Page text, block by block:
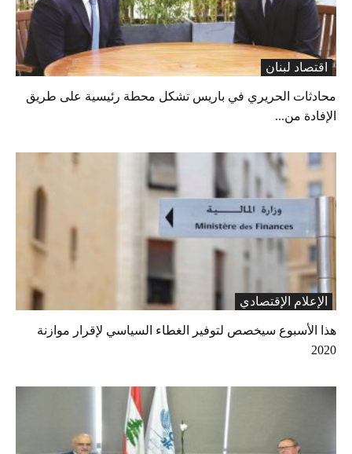
اقتصاد لبنان
محادثات الحريري في باريس تشكل محطة رئيسية على طريق
الإفادة من...
الإعلام الإقتصادي
هذا الأسبوع سيخصص لتوفير الغطاء السياسي لإقرار موازنة
2020